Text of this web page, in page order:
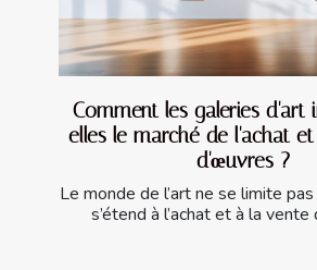
Comment les galeries d'art
elles le marché de l'achat
d'œuvres ?
Le monde de l’art ne se limite
s’étend à l’achat et à la vente